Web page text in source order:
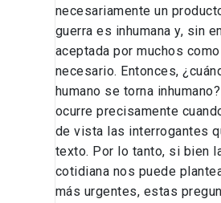
necesariamente un
guerra es inhumana y, sin
aceptada por muchos como
necesario. Entonces,
humano se torna
ocurre precisamente
de vista las interrogantes
texto. Por lo tanto, si bien
cotidiana nos puede
más urgentes, estas